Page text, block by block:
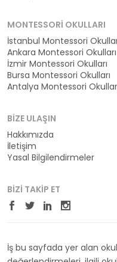
MONTESSORI OKULLARI
İstanbul Montessori
Ankara Montessori Okulları
İzmir Montessori Okulları
Bursa Montessori Okulları
Antalya Montessori
BIZE ULAŞIN
Hakkımızda
İletişim
Yasal Bilgilendirmeler
BIZI TAKIP ET
İş bu sayfada yer alan